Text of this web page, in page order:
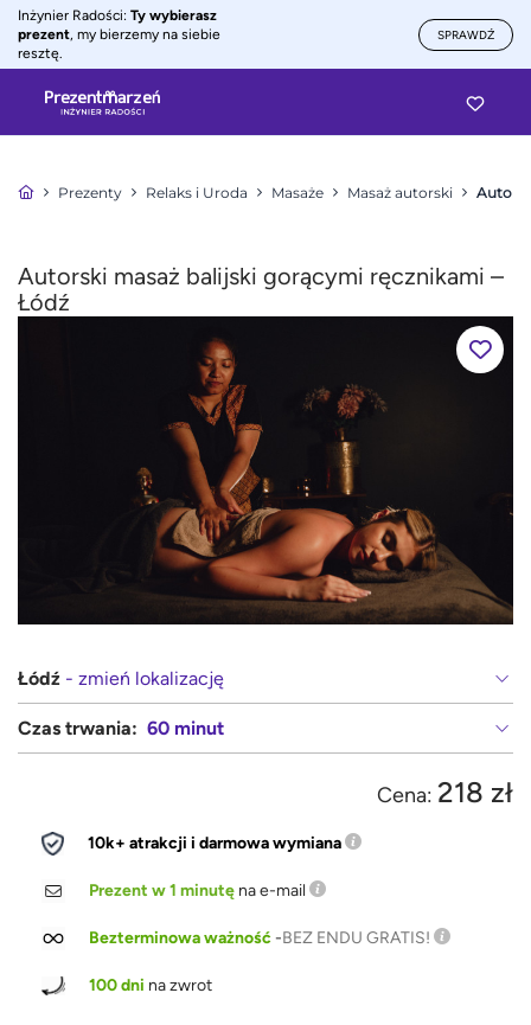
Inżynier Radości: Ty wybierasz
prezent, my bierzemy na siebie
resztę.
SPRAWDŹ
Prezenty Relaks i Uroda Masaże Masaż autorski
Autorski masaż balijski gorącymi ręcznikami –
Łódź
Łódź - zmień lokalizację
Czas trwania: 60 minut
Cena: 218 zł
10k+ atrakcji i darmowa wymiana
Prezent w 1 minutę na e-mail
Bezterminowa ważność-BEZ ENDU GRATIS!
100 dni na zwrot